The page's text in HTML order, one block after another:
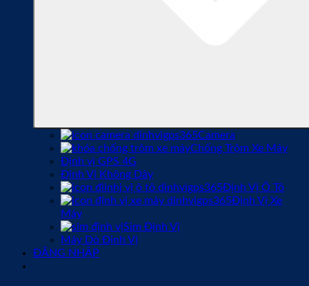
Camera
Chống Trộm Xe Máy
Định vị GPS 4G
Định Vị Không Dây
Định Vị Ô Tô
Định Vị Xe
Máy
Sim Định Vị
Máy Dò Định Vị
ĐĂNG NHẬP